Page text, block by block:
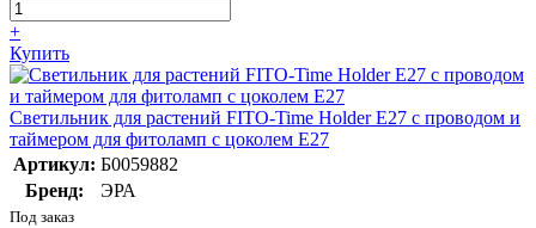
+
Купить
Светильник для растений FITO-Time Holder E27 с проводом и
таймером для фитоламп с цоколем Е27
Артикул: Б0059882
Бренд:
ЭРА
Под заказ